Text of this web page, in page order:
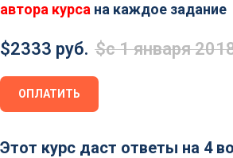
автора курса на каждое задание
$2333 руб. $с 1 января
ОПЛАТИТЬ
Этот курс даст ответы на 4